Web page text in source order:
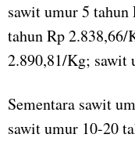
sawit umur 5
tahun Rp
2.890,81/Kg; sawit
Sementara sawit
sawit umur 10-20